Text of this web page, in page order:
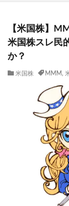
【米国株】
米国株スレ民
か？
米国株 MMM ,